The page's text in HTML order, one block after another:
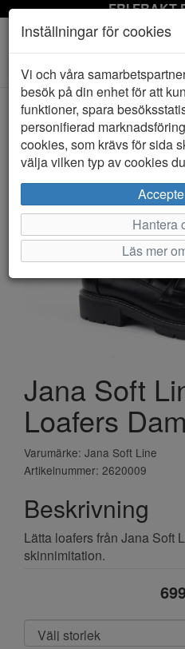
FRI FRAKT
Toggle
navigation
HEM JANA SOFT LINE
Jana Soft
Loafers Dam
Varumärke: Jana Soft Line
Artikelnummer: 2620009
Beskrivning
Lätta loafers från Jana Soft
skinnimitation.
Inställningar för cookies
Vi och våra
besök på din enhet för att
funktioner, spara
personifierad
cookies, som krävs för sida
välja vilken typ av cookies
Hantera
Läs mer